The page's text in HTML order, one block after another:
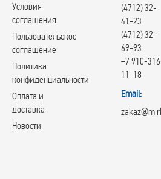
Условия
соглашения
Пользовательское
соглашение
Политика
конфиденциальности
Оплата и
доставка
Новости
(4712) 32-
41-23
(4712) 32-
69-93
+7 910-
11-18
Email: